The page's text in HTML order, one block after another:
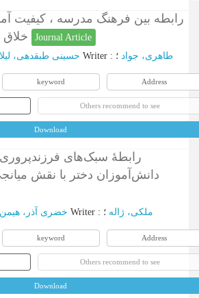
رابطه بین فرهنگ مدرسه ، کیفیت
Journal Article
حسینی طبقدهی، لیلا Writer : طاهری، جواد ؛
keyword Address
Others recommend to see
Download
رابطۀ سبک‌های
دانش‌آموزان دختر با نقش
خضری آذر، هیمن Writer : ملکی، ژاله ؛
keyword Address
Others recommend to see
Download